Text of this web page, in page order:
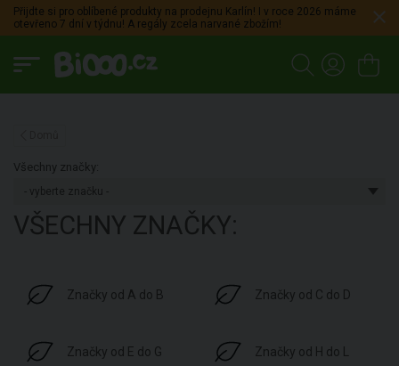
Přijdte si pro oblíbené produkty na prodejnu Karlín! I v roce 2026 máme
otevřeno 7 dní v týdnu! A regály zcela narvané zbožím!
Všechny značky:
VŠECHNY ZNAČKY:
Značky od A do B Značky od C do D
Značky od E do G Značky od H do L